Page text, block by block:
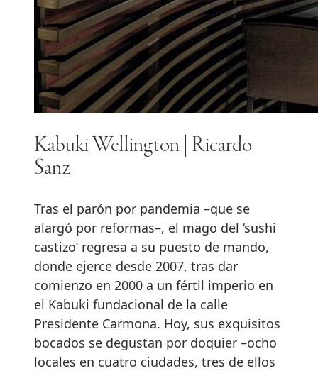
Kabuki Wellington | Ricardo
Sanz
Tras el parón por pandemia –que se
alargó por reformas–, el mago del ‘sushi
castizo’ regresa a su puesto de mando,
donde ejerce desde 2007, tras dar
comienzo en 2000 a un fértil imperio en
el Kabuki fundacional de la calle
Presidente Carmona. Hoy, sus exquisitos
bocados se degustan por doquier –ocho
locales en cuatro ciudades, tres de ellos